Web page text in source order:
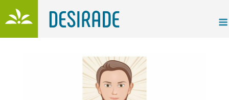
to
content